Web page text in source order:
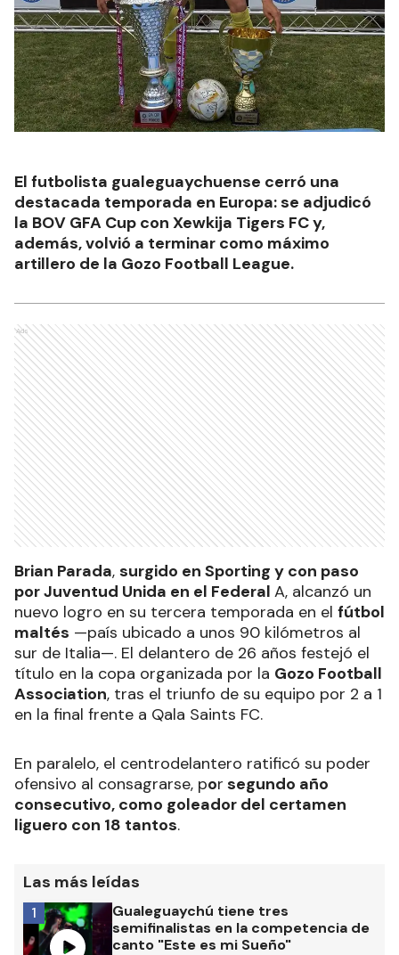
El futbolista gualeguaychuense cerró una
destacada temporada en Europa: se adjudicó
la BOV GFA Cup con Xewkija Tigers FC y,
además, volvió a terminar como máximo
artillero de la Gozo Football League.
Ads
Brian Parada, surgido en Sporting y con paso
por Juventud Unida en el Federal A, alcanzó un
nuevo logro en su tercera temporada en el fútbol
maltés —país ubicado a unos 90 kilómetros al
sur de Italia—. El delantero de 26 años festejó el
título en la copa organizada por la Gozo Football
Association, tras el triunfo de su equipo por 2 a 1
en la final frente a Qala Saints FC.
En paralelo, el centrodelantero ratificó su poder
ofensivo al consagrarse, por segundo año
consecutivo, como goleador del certamen
liguero con 18 tantos.
Las más leídas
Gualeguaychú tiene tres
semifinalistas en la competencia de
canto "Este es mi Sueño"
1